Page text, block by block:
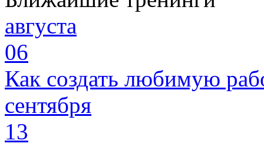
августа
06
Как создать любимую
сентября
13